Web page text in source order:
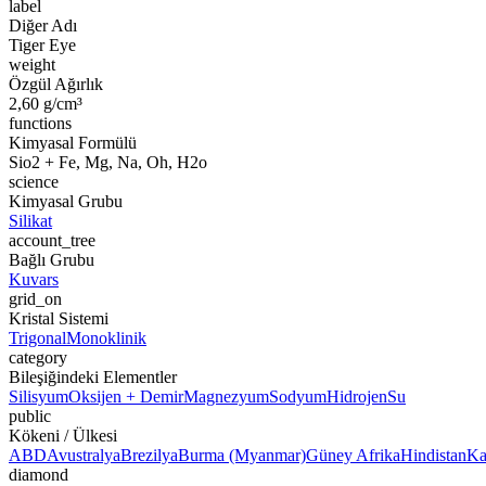
label
Diğer Adı
Tiger Eye
weight
Özgül Ağırlık
2,60 g/cm³
functions
Kimyasal Formülü
Sio2 + Fe, Mg, Na, Oh, H2o
science
Kimyasal Grubu
Silikat
account_tree
Bağlı Grubu
Kuvars
grid_on
Kristal Sistemi
TrigonalMonoklinik
category
Bileşiğindeki Elementler
SilisyumOksijen + DemirMagnezyumSodyumHidrojenSu
public
Kökeni / Ülkesi
ABDAvustralyaBrezilyaBurma (Myanmar)Güney AfrikaHindistan
diamond